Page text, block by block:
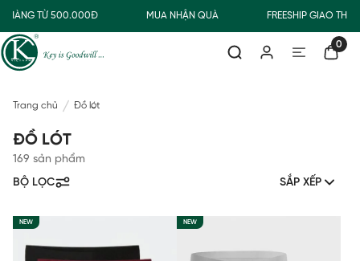
TỪ 500.000Đ MUA NHẬN QUÀ FREESHIP GIAO
0
Trang chủ Đồ lót
ĐỒ LÓT
169 sản phẩm
BỘ LỌC
SẮP XẾP
NEW NEW